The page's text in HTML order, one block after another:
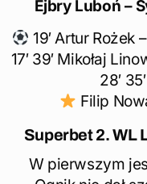
Ejbry Luboń –
19′ Artur Rożek
17′ 39′ Mikołaj
28′
Filip
Superbet 2. WL
W pierwszym